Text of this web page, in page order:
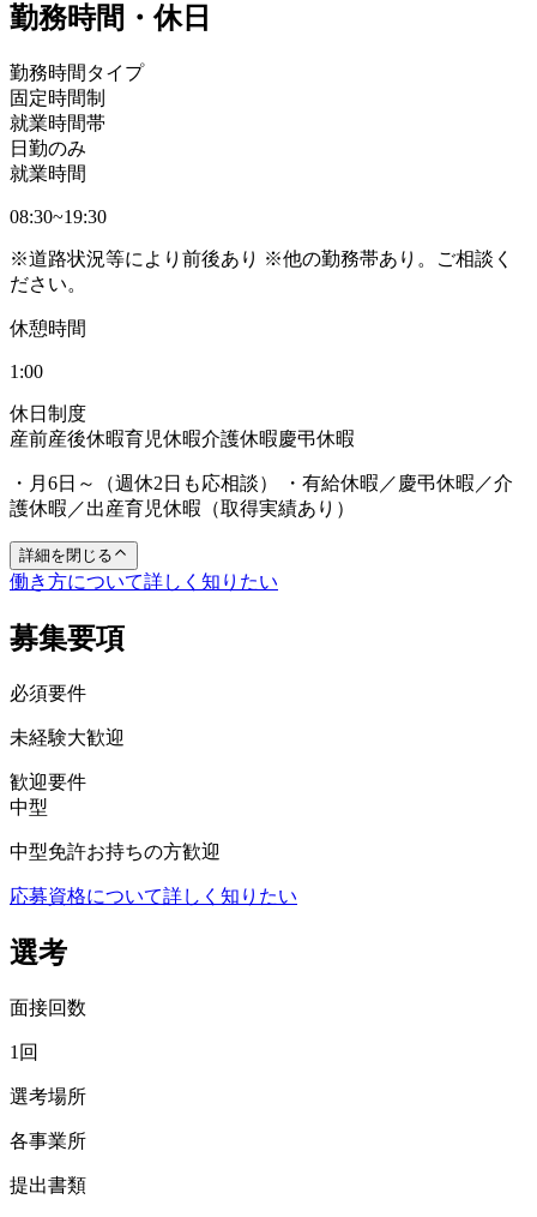
勤務時間・休日
勤務時間タイプ
固定時間制
就業時間帯
日勤のみ
就業時間
08:30~19:30
※道路状況等により前後あり ※他の勤務帯あり。ご相談く
ださい。
休憩時間
1:00
休日制度
産前産後休暇育児休暇介護休暇慶弔休暇
・月6日～（週休2日も応相談） ・有給休暇／慶弔休暇／介
護休暇／出産育児休暇（取得実績あり）
詳細を閉じる
働き方について詳しく知りたい
募集要項
必須要件
未経験大歓迎
歓迎要件
中型
中型免許お持ちの方歓迎
応募資格について詳しく知りたい
選考
面接回数
1回
選考場所
各事業所
提出書類